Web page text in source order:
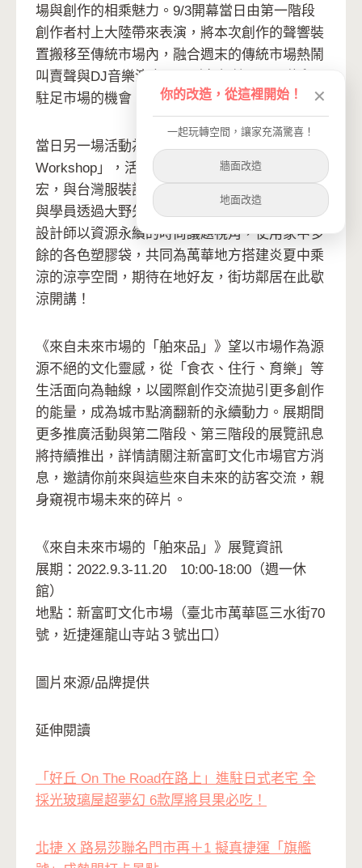
場與創作的相乘魅力。9/3開幕當日由第一階段
創作者村上大陸帶來表演，將本次創作的聲響裝
置搬移至傳統市場內，融合週末的傳統市場熱鬧
叫賣聲與DJ音樂演出，吸引各年齡層民眾停留
駐足市場的機會，打破世代的文化籓籬。
當日另一場活動為「地方『遮蔽物』建造
Workshop」，活動邀請日本建築創作者大野
宏，與台灣服裝設計師金蓓雯共同合作，帶領參
與學員透過大野先生擅長的竹構設計，與金蓓雯
設計師以資源永續的時尚議題視角，使用家中多
餘的各色塑膠袋，共同為萬華地方搭建炎夏中乘
涼的涼亭空間，期待在地好友，街坊鄰居在此歇
涼開講！
《來自未來市場的「舶來品」》望以市場作為源
源不絕的文化靈感，從「食衣、住行、育樂」等
生活面向為軸線，以國際創作交流拋引更多創作
的能量，成為城市點滴翻新的永續動力。展期間
更多推廣活動與第二階段、第三階段的展覽訊息
將持續推出，詳情請關注新富町文化市場官方消
息，邀請你前來與這些來自未來的訪客交流，親
身窺視市場未來的碎片。
《來自未來市場的「舶來品」》展覽資訊
展期：2022.9.3-11.20 10:00-18:00（週一休
館）
地點：新富町文化市場（臺北市萬華區三水街70
號，近捷運龍山寺站３號出口）
圖片來源/品牌提供
延伸閱讀
「好丘 On The Road在路上」進駐日式老宅 全
採光玻璃屋超夢幻 6款厚將貝果必吃！
北捷 X 路易莎聯名門市再＋1 擬真捷運「旗艦
你的改造，從這裡開始！ ✕
一起玩轉空間，讓家充滿驚喜！
牆面改造
地面改造